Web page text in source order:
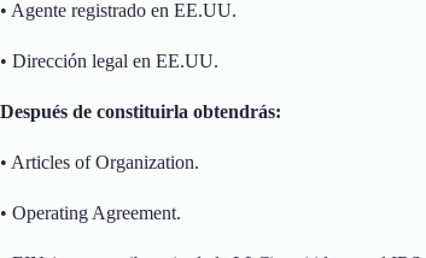
• Agente registrado en EE.UU.
• Dirección legal en EE.UU.
Después de constituirla obtendrás:
• Articles of Organization.
• Operating Agreement.